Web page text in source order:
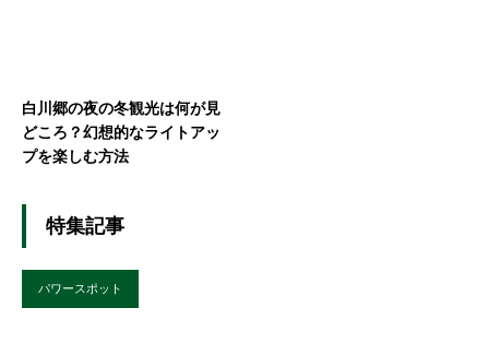
白川郷の夜の冬観光は何が見
どころ？幻想的なライトアッ
プを楽しむ方法
特集記事
パワースポット